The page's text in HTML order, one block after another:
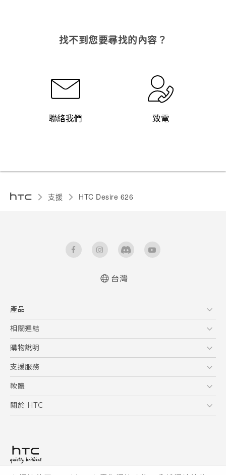
找不到您要尋找的內容？
聯絡我們 致電
支援 HTC Desire 626‎
台灣
產品
5G
智慧型手機
配件
相關連結
HTC Research
購物說明
購物須知
訂單管理
付款方式
支援服務
到府收送維修服務
服務中心資訊
客戶服務佈告欄
軟體
應用程式
HTC Sync Manager
關於 HTC
投資人